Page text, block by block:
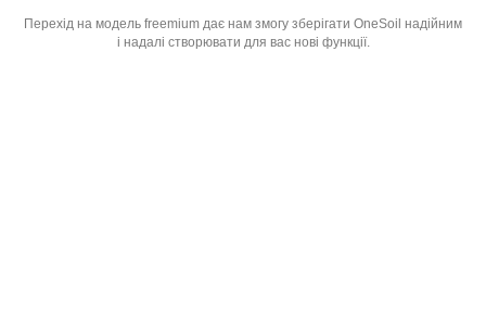
Перехід на модель freemium дає нам змогу зберігати OneSoil надійним
і надалі створювати для вас нові функції.